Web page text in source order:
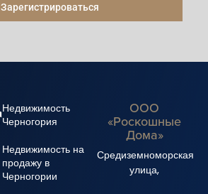
Зарегистрироваться
Недвижимость
Черногория
Недвижимость на
продажу в
Черногории
ООО
«Роскошные
Дома»
Средиземноморская
улица,